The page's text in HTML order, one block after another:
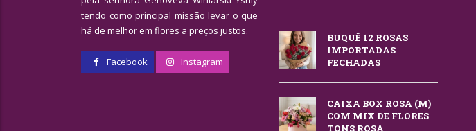
tendo como principal missão levar o que
há de melhor em flores a preços justos.
Facebook Instagram
BUQUÊ 12 ROSAS
IMPORTADAS
FECHADAS
CAIXA BOX ROSA (M)
COM MIX DE FLORES
TONS ROSA